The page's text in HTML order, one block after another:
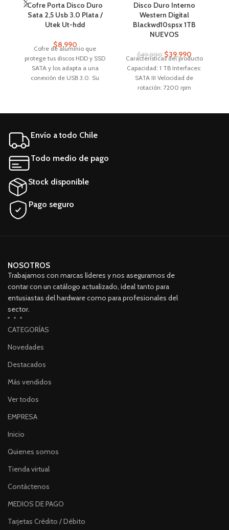
Cofre Porta Disco Duro
Sata 2,5 Usb 3.0 Plata /
Utek Ut-hdd
$8.990
Cofre de aluminio que
protege tus discos HDD y SSD
SATA y los adapta a una
conexión de USB 3.0. Su
Disco Duro Interno
Western Digital
Blackwd10spsx 1TB
NUEVOS
$49.990 $39.990
Características del producto
Capacidad: 1 TB Interfaces:
SATA III Velocidad de
rotación: 7200 rpm
Envío a todo Chile
Todo medio de pago
Stock disponible
Pago seguro
NOSOTROS
Trabajamos con marcas líderes y nos aseguramos de
contar con un catálogo actualizado, ideal tanto para
entusiastas del hardware como para profesionales del
sector.
CATEGORÍAS
Novedades
Destacados
Más vendidos
Ver todos
EMPRESA
Inicio
Quienes somos
Tienda virtual
Contáctenos
MEDIOS DE PAGO
Tarjetas Crédito / Débito